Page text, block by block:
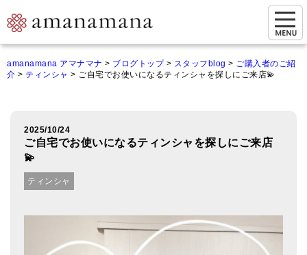
ご来店&購入
倍音呼吸法レッスン
オンラインショップ
amanamana アマナマナ > ブログトップ> スタッフblog > ご購入者のご紹
介 > ティンシャ > ご自宅でお使いになるティンシャを探しにご来店💫
2025/10/24
ご自宅でお使いになるティンシャを探しにご来店
💫
ティンシャ